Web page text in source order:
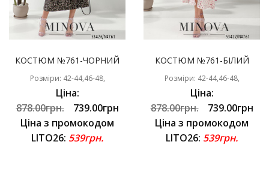
КОСТЮМ №761-ЧОРНИЙ
Розміри: 42-44,46-48,
Ціна:
878.00грн.
739.00грн
Ціна з промокодом
LITO26: 539грн.
КОСТЮМ №761-БІЛИЙ
Розміри: 42-44,46-48,
Ціна:
878.00грн.
739.00грн
Ціна з промокодом
LITO26: 539грн.